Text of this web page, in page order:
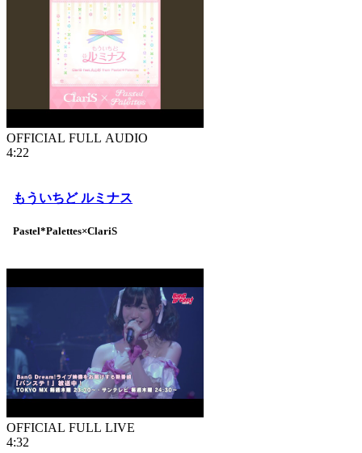
OFFICIAL FULL AUDIO
4:22
もういちど ルミナス
Pastel*Palettes×ClariS
OFFICIAL FULL LIVE
4:32